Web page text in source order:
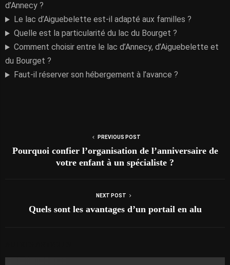
d’Annecy ?
Le lac d’Aiguebelette est-il adapté aux familles ?
Quelle est la particularité du lac du Bourget ?
Comment choisir entre le lac d’Annecy, d’Aiguebelette et
du Bourget ?
Faut-il réserver son hébergement à l’avance ?
PREVIOUS POST
Pourquoi confier l’organisation de l’anniversaire de
votre enfant à un spécialiste ?
NEXT POST
Quels sont les avantages d’un portail en alu